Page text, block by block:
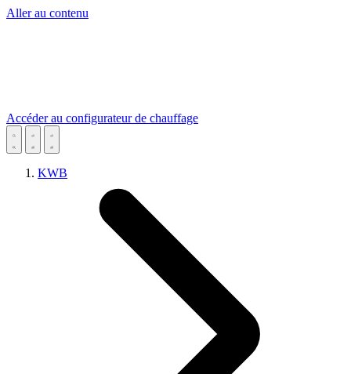
Aller au contenu
Accéder au configurateur de chauffage
KWB